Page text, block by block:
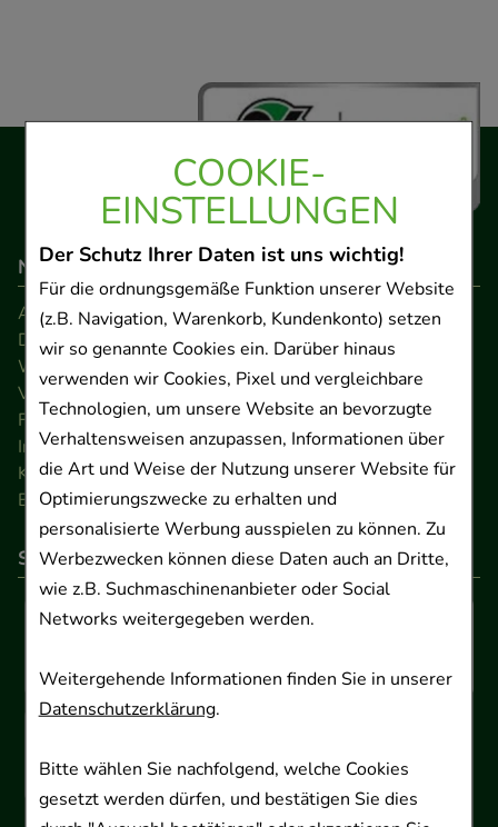
COOKIE-
EINSTELLUNGEN
Der Schutz Ihrer Daten ist uns wichtig!
Für die ordnungsgemäße Funktion unserer Website
(z.B. Navigation, Warenkorb, Kundenkonto) setzen
wir so genannte Cookies ein. Darüber hinaus
verwenden wir Cookies, Pixel und vergleichbare
Technologien, um unsere Website an bevorzugte
Verhaltensweisen anzupassen, Informationen über
die Art und Weise der Nutzung unserer Website für
Optimierungszwecke zu erhalten und
personalisierte Werbung ausspielen zu können. Zu
Werbezwecken können diese Daten auch an Dritte,
wie z.B. Suchmaschinenanbieter oder Social
Networks weitergegeben werden.
Weitergehende Informationen finden Sie in unserer
Datenschutzerklärung.
Bitte wählen Sie nachfolgend, welche Cookies
gesetzt werden dürfen, und bestätigen Sie dies
Navigation
AGB
Datenschutz
Widerrufsrecht
Versandkosten
FAQ
Impressum
Kontakt
Barrierefreiheitserklärung
So können Sie bezahlen